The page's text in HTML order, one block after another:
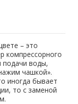
– это
компрессорного
подачи воды,
чашкой».
иногда бывает
то с заменой